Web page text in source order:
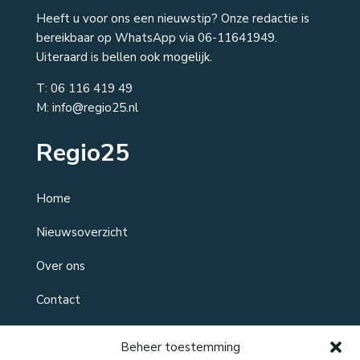
Beheer toestemming
Heeft u voor ons een nieuwstip? Onze redactie is
bereikbaar op WhatsApp via 06-11641949.
Uiteraard is bellen ook mogelijk.
T: 06 116 419 49
M: info@regio25.nl
Regio25
Home
Nieuwsoverzicht
Over ons
Contact